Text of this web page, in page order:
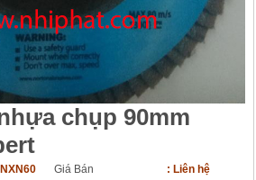
chụp 90mm
Giá Bán : Liên hệ